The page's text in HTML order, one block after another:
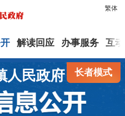
繁体
解读回应 办事服务 互
长者模式
人民政府